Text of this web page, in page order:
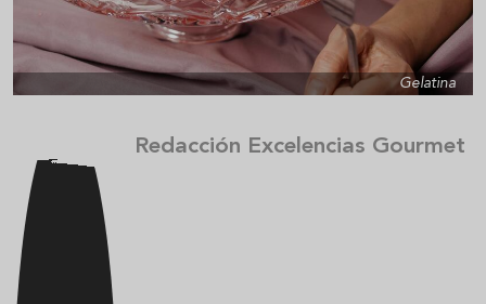
Gelatina
Redacción Excelencias Gourmet